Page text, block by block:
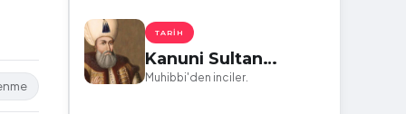
TARIH
Kanuni Sultan
Süleyman'ın
Muhibbi'den inciler.